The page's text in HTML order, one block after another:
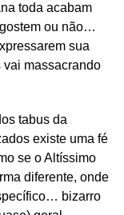
toda acabam
ou não…
sua
massacrando
tabus da
existe uma fé
se o Altíssimo
diferente, onde
bizarro